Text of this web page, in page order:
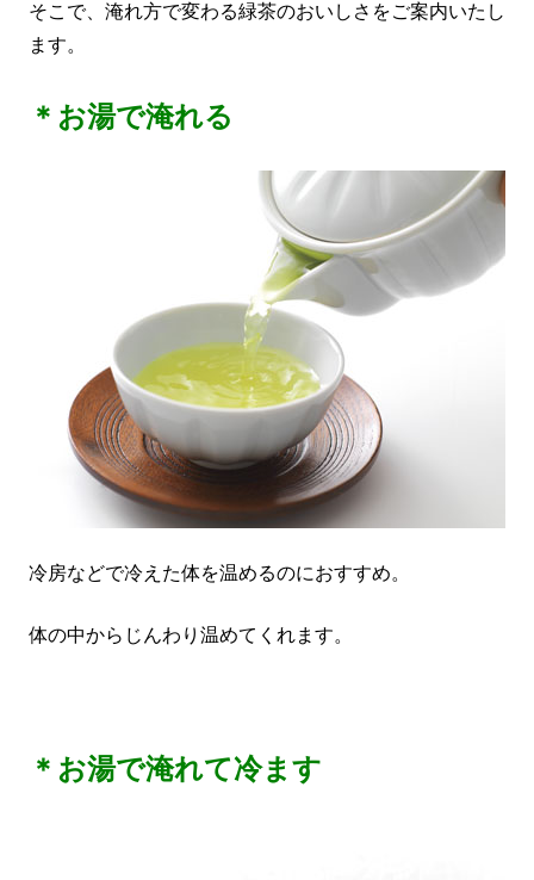
そこで、淹れ方で変わる緑茶のおいしさをご案内いたし
ます。
＊お湯で淹れる
冷房などで冷えた体を温めるのにおすすめ。
体の中からじんわり温めてくれます。
＊お湯で淹れて冷ます